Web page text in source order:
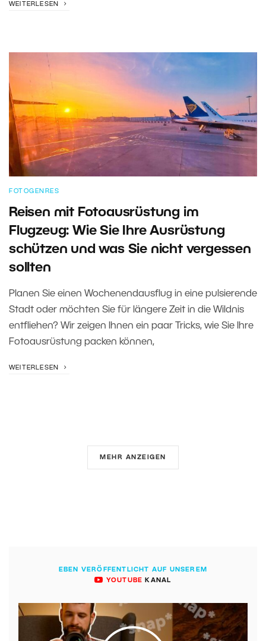
WEITERLESEN
FOTOGENRES
Reisen mit Fotoausrüstung im
Flugzeug: Wie Sie Ihre Ausrüstung
schützen und was Sie nicht vergessen
sollten
Planen Sie einen Wochenendausflug in eine pulsierende
Stadt oder möchten Sie für längere Zeit in die Wildnis
entfliehen? Wir zeigen Ihnen ein paar Tricks, wie Sie Ihre
Fotoausrüstung packen können,
WEITERLESEN
MEHR ANZEIGEN
EBEN VERÖFFENTLICHT AUF UNSEREM
YOUTUBE
KANAL